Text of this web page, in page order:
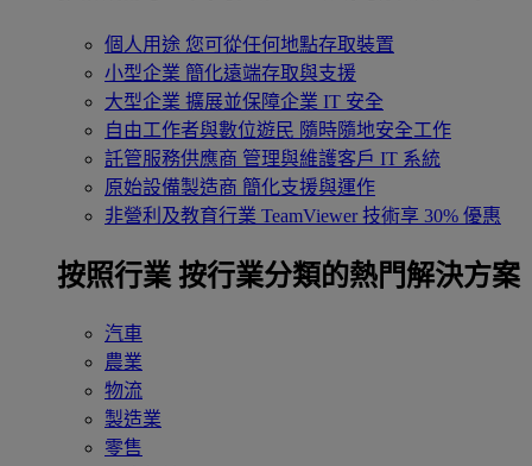
個人用途 您可從任何地點存取裝置
小型企業 簡化遠端存取與支援
大型企業 擴展並保障企業 IT 安全
自由工作者與數位遊民 隨時隨地安全工作
託管服務供應商 管理與維護客戶 IT 系統
原始設備製造商 簡化支援與運作
非營利及教育行業 TeamViewer 技術享 30% 優惠
按照行業 按行業分類的熱門解決方案
汽車
農業
物流
製造業
零售